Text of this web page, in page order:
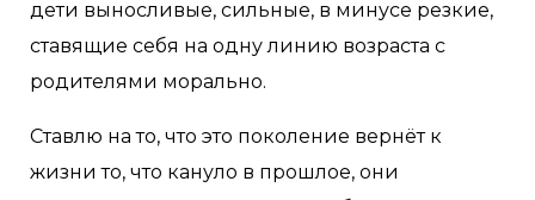
дети выносливые, сильные, в минусе резкие,
ставящие себя на одну линию возраста с
родителями морально.
Ставлю на то, что это поколение вернёт к
жизни то, что кануло в прошлое, они